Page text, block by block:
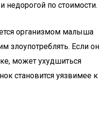
недорогой по стоимости.
организмом малыша
злоупотреблять. Если он
может ухудшиться
становится уязвимее к